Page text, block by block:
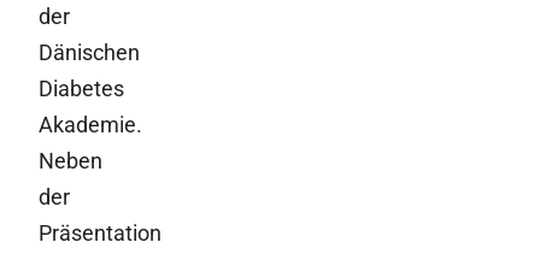
der
Dänischen
Diabetes
Akademie.
Neben
der
Präsentation